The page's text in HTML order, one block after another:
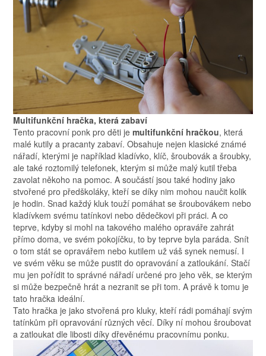
Multifunkční hračka, která zabaví
Tento pracovní ponk pro děti jemultifunkční hračkou, která
malé kutily a pracanty zabaví. Obsahuje nejen klasické známé
nářadí, kterými je například kladívko, klíč, šroubovák a šroubky,
ale také roztomilý telefonek, kterým si může malý kutil třeba
zavolat někoho na pomoc. A součástí jsou také hodiny jako
stvořené pro předškoláky, kteří se díky nim mohou naučit kolik
je hodin. Snad každý kluk touží pomáhat se šroubovákem nebo
kladívkem svému tatínkovi nebo dědečkovi při práci. A co
teprve, kdyby si mohl na takového malého opraváře zahrát
přímo doma, ve svém pokojíčku, to by teprve byla paráda. Snít
o tom stát se opravářem nebo kutilem už váš synek nemusí. I
ve svém věku se může pustit do opravování a zatloukání. Stačí
mu jen pořídit to správné nářadí určené pro jeho věk, se kterým
si může bezpečně hrát a nezranit se při tom. A právě k tomu je
tato hračka ideální.
Tato hračka je jako stvořená pro kluky, kteří rádi pomáhají svým
tatínkům při opravování různých věcí. Díky ní mohou šroubovat
a zatloukat dle libosti díky dřevěnému pracovnímu ponku.